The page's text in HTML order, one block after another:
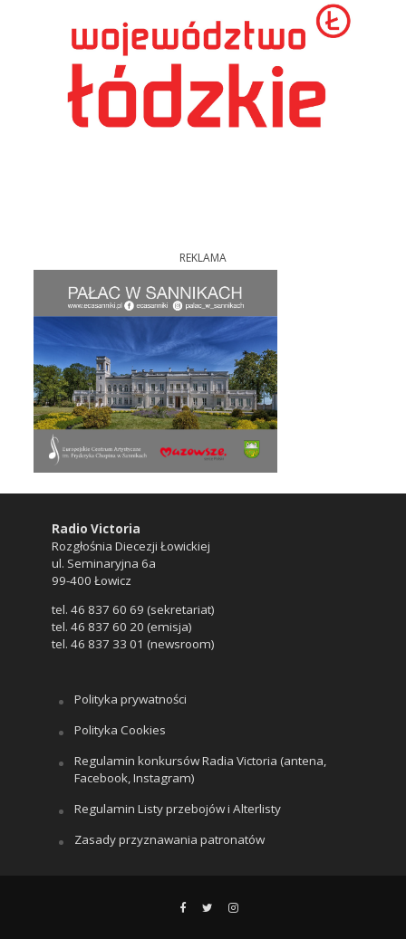
REKLAMA
Radio Victoria
Rozgłośnia Diecezji Łowickiej
ul. Seminaryjna 6a
99-400 Łowicz
tel. 46 837 60 69 (sekretariat)
tel. 46 837 60 20 (emisja)
tel. 46 837 33 01 (newsroom)
Polityka prywatności
Polityka Cookies
Regulamin konkursów Radia Victoria (antena,
Facebook, Instagram)
Regulamin Listy przebojów i Alterlisty
Zasady przyznawania patronatów